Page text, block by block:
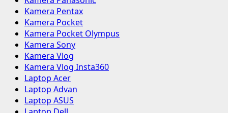
Kamera Pentax
Kamera Pocket
Kamera Pocket Olympus
Kamera Sony
Kamera Vlog
Kamera Vlog Insta360
Laptop Acer
Laptop Advan
Laptop ASUS